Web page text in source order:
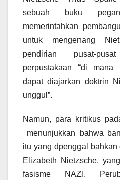
sebuah buku
memerintahkan
untuk mengenang
pendirian pusat-
perpustakaan “di mana
dapat diajarkan doktrin
unggul”.
Namun, para kritikus
menunjukkan bahwa
itu yang dpenggal
Elizabeth Nietzsche,
fasisme NAZI.